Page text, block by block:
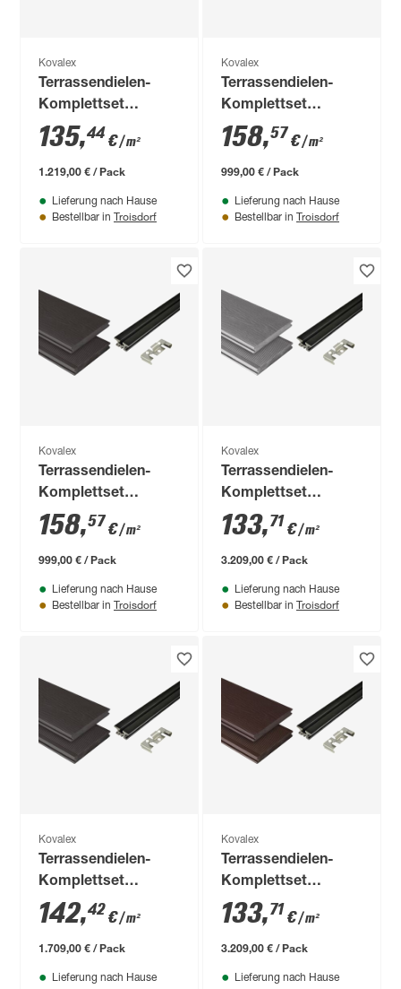
Kovalex
Terrassendielen-
Komplettset
'Strukturo'
grau/braun 3000 x
3000 mm
135,44€/ m²
1.219,00 € / Pack
Lieferung nach Hause
Bestellbar in Troisdorf
Kovalex
Terrassendielen-
Komplettset
'Strukturo'
schokobraun 2100 x
3000 mm
158,57€/ m²
999,00 € / Pack
Lieferung nach Hause
Bestellbar in Troisdorf
Kovalex
Terrassendielen-
Komplettset
'Strukturo'
grau/braun 2100 x
3000 mm
158,57€/ m²
999,00 € / Pack
Lieferung nach Hause
Bestellbar in Troisdorf
Kovalex
Terrassendielen-
Komplettset
'Strukturo' grau 6000
x 4000 mm
133,71€/ m²
3.209,00 € / Pack
Lieferung nach Hause
Bestellbar in Troisdorf
Kovalex
Terrassendielen-
Komplettset
'Strukturo'
grau/braun 3000 x
4000 mm
142,42€/ m²
1.709,00 € / Pack
Lieferung nach Hause
Kovalex
Terrassendielen-
Komplettset
'Strukturo'
schokobraun 6000 x
4000 mm
133,71€/ m²
3.209,00 € / Pack
Lieferung nach Hause